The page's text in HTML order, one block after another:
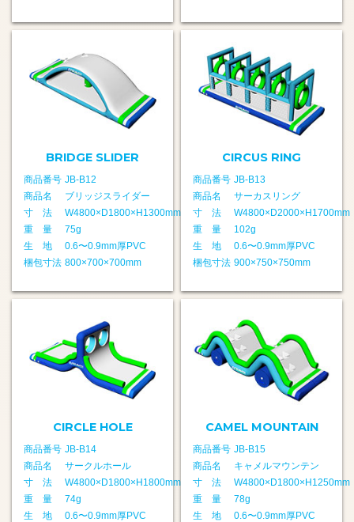
BRIDGE SLIDER
商品番号 JB-B12
商品名
ブリッジスライダー
寸 法
W4800×D1800×H1300mm
重 量
75g
生 地
0.6〜0.9mm厚PVC
梱包寸法 800×700×700mm
CIRCUS RING
商品番号 JB-B13
商品名
サーカスリング
寸 法
W4800×D2000×H1700mm
重 量
102g
生 地
0.6〜0.9mm厚PVC
梱包寸法 900×750×750mm
CIRCLE HOLE
商品番号 JB-B14
商品名
サークルホール
寸 法
W4800×D1800×H1800mm
重 量
74g
生 地
0.6〜0.9mm厚PVC
CAMEL MOUNTAIN
商品番号 JB-B15
商品名
キャメルマウンテン
寸 法
W4800×D1800×H1250mm
重 量
78g
生 地
0.6〜0.9mm厚PVC